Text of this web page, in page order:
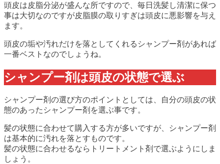
頭皮は皮脂分泌が盛んな所ですので、毎日洗髪し清潔に保つ
事は大切なのですが皮脂膜の取りすぎは頭皮に悪影響を与え
ます。
頭皮の垢や汚れだけを落としてくれるシャンプー剤があれば
一番ベストなのでしょうね。
シャンプー剤は頭皮の状態で選ぶ
シャンプー剤の選び方のポイントとしては、自分の頭皮の状
態のあったシャンプー剤を選ぶ事です。
髪の状態に合わせて購入する方が多いですが、シャンプー剤
は基本的に汚れを落とすものです。
髪の状態に合わせるならトリートメント剤で選ぶようにしま
しょう。